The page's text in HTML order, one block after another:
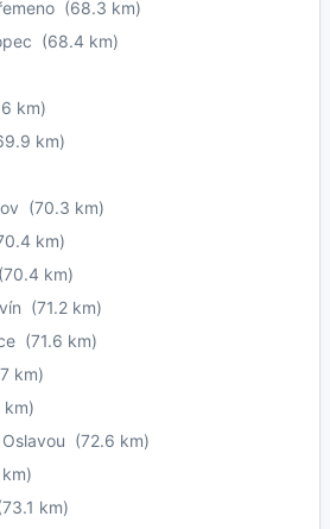
(68.3 km)
(68.4 km)
km)
km)
(70.3 km)
km)
km)
(71.2 km)
(71.6 km)
km)
km)
(72.6 km)
km)